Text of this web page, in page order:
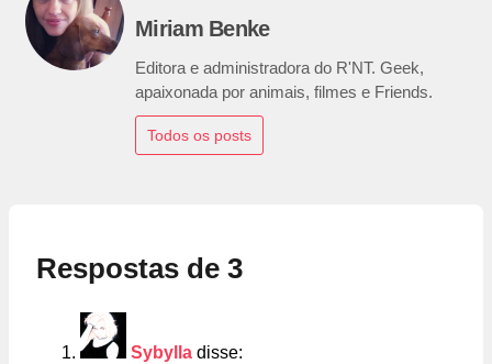
Miriam Benke
Editora e administradora do R'NT. Geek,
apaixonada por animais, filmes e Friends.
Todos os posts
Respostas de 3
Sybylla disse: